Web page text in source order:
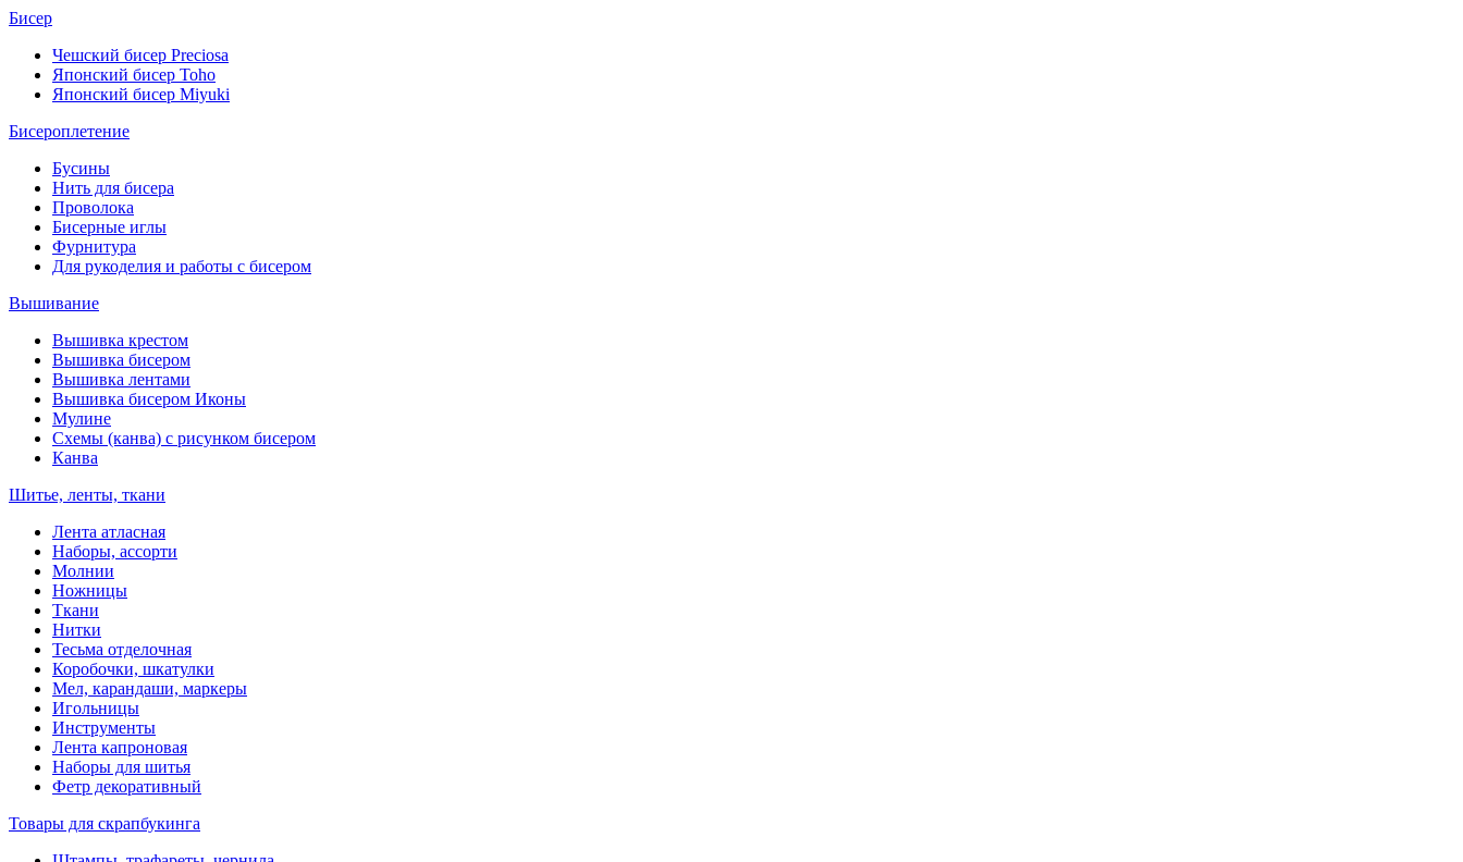
Бисер
Чешский бисер Preciosa
Японский бисер Toho
Японский бисер Miyuki
Бисероплетение
Бусины
Нить для бисера
Проволока
Бисерные иглы
Фурнитура
Для рукоделия и работы с бисером
Вышивание
Вышивка крестом
Вышивка бисером
Вышивка лентами
Вышивка бисером Иконы
Мулине
Схемы (канва) с рисунком бисером
Канва
Шитье, ленты, ткани
Лента атласная
Наборы, ассорти
Молнии
Ножницы
Ткани
Нитки
Тесьма отделочная
Коробочки, шкатулки
Мел, карандаши, маркеры
Игольницы
Инструменты
Лента капроновая
Наборы для шитья
Фетр декоративный
Товары для скрапбукинга